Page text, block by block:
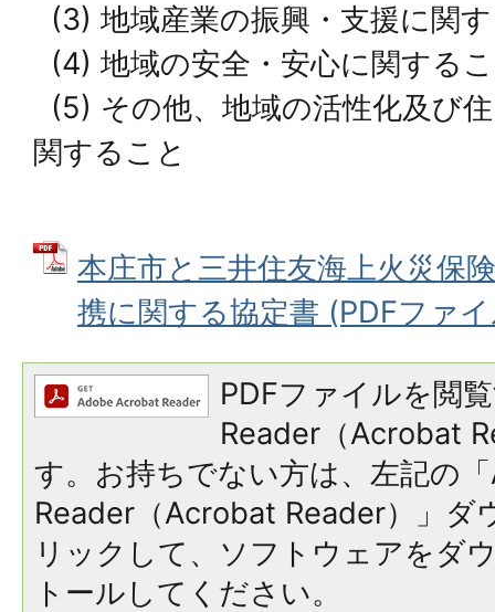
(3) 地域産業の振興・支援に関
(4) 地域の安全・安心に関する
(5) その他、地域の活性化及び
関すること
本庄市と三井住友海上火災保
携に関する協定書 (PDFファ
PDFファイルを閲
Reader（Acrobat
す。お持ちでない方は、左記の
Reader（Acrobat Reader）」ダ
リックして、ソフトウェアをダ
トールしてください。